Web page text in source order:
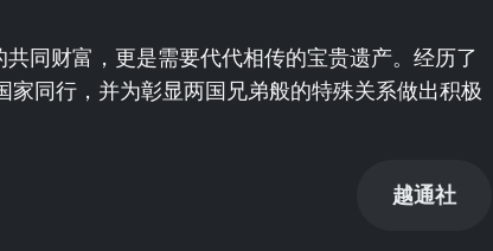
同财富，更是需要代代相传的宝贵遗产。经历了
家同行，并为彰显两国兄弟般的特殊关系做出积极
越通社